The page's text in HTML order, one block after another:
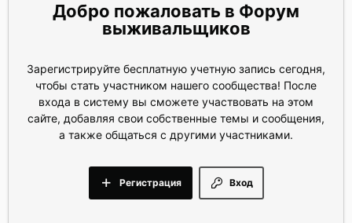
Форум
выживальщиков
Зарегистрируйте бесплатную учетную запись сегодня,
чтобы стать участником нашего сообщества! После
входа в систему вы сможете участвовать на этом
сайте, добавляя свои собственные темы и сообщения,
а также общаться с другими участниками.
Вход
Регистрация